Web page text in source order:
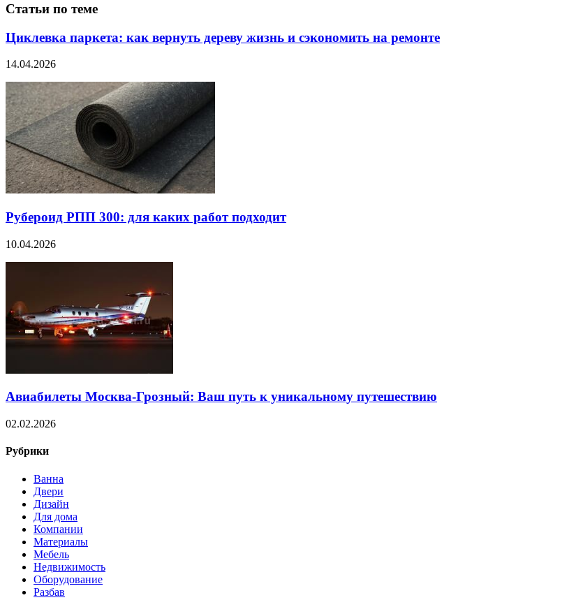
Статьи по теме
Циклевка паркета: как вернуть дереву жизнь и сэкономить на ремонте
14.04.2026
Рубероид РПП 300: для каких работ подходит
10.04.2026
Авиабилеты Москва-Грозный: Ваш путь к уникальному путешествию
02.02.2026
Рубрики
Ванна
Двери
Дизайн
Для дома
Компании
Материалы
Мебель
Недвижимость
Оборудование
Разбав